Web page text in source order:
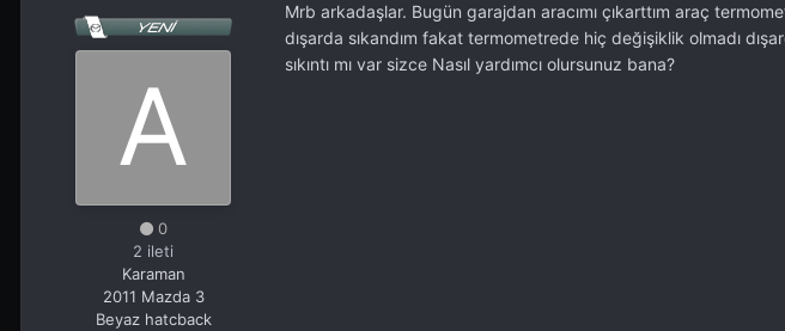
0
2 ileti
Karaman
2011 Mazda 3
Beyaz hatcback
Mrb arkadaşlar. Bugün garajdan aracımı çıkarttım araç
dışarda sıkandım fakat termometrede hiç değişiklik olmadı
sıkıntı mı var sizce Nasıl yardımcı olursunuz bana?